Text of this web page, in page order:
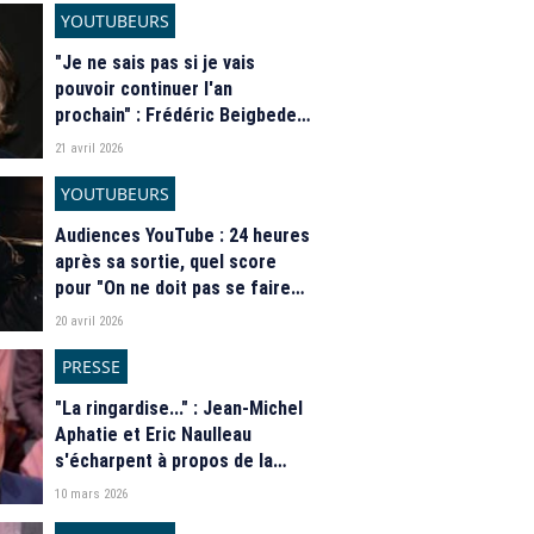
YOUTUBEURS
"Je ne sais pas si je vais
pouvoir continuer l'an
prochain" : Frédéric Beigbeder
inquiet pour la survie de son
très fragile"
21 avril 2026
YOUTUBEURS
Audiences YouTube : 24 heures
après sa sortie, quel score
pour "On ne doit pas se faire
recaler", le nouveau format de
Sofyan ?
20 avril 2026
PRESSE
"La ringardise..." : Jean-Michel
Aphatie et Eric Naulleau
s'écharpent à propos de la
couverture du magazine "Lui"
10 mars 2026